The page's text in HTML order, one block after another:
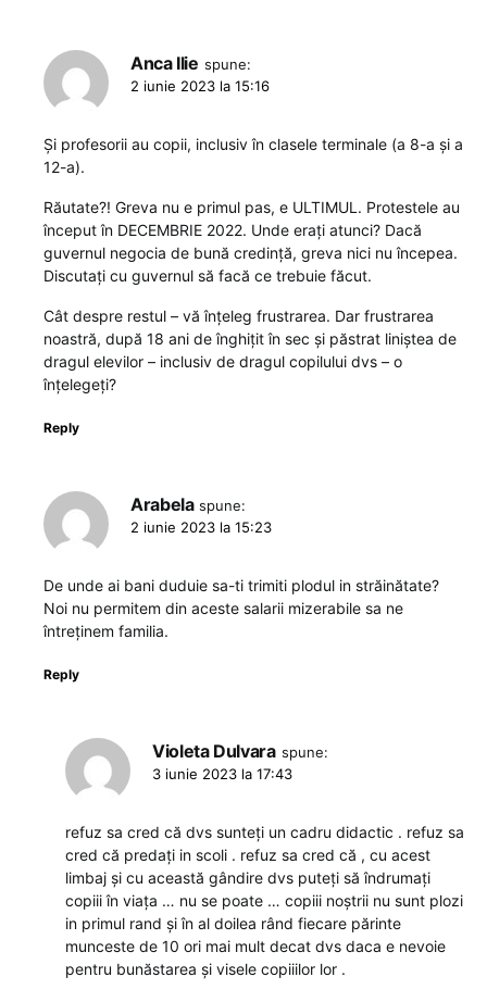
Anca Ilie spune:
2 iunie 2023 la 15:16
Și profesorii au copii, inclusiv în clasele terminale (a 8-a și a
12-a).
Răutate?! Greva nu e primul pas, e ULTIMUL. Protestele au
început în DECEMBRIE 2022. Unde erați atunci? Dacă
guvernul negocia de bună credință, greva nici nu începea.
Discutați cu guvernul să facă ce trebuie făcut.
Cât despre restul – vă înțeleg frustrarea. Dar frustrarea
noastră, după 18 ani de înghițit în sec și păstrat liniștea de
dragul elevilor – inclusiv de dragul copilului dvs – o
înțelegeți?
Reply
Arabela spune:
2 iunie 2023 la 15:23
De unde ai bani duduie sa-ti trimiti plodul in străinătate?
Noi nu permitem din aceste salarii mizerabile sa ne
întreținem familia.
Reply
Violeta Dulvara spune:
3 iunie 2023 la 17:43
refuz sa cred că dvs sunteți un cadru didactic . refuz sa
cred că predați in scoli . refuz sa cred că , cu acest
limbaj și cu această gândire dvs puteți să îndrumați
copiii în viața … nu se poate … copiii noștrii nu sunt plozi
in primul rand și în al doilea rând fiecare părinte
munceste de 10 ori mai mult decat dvs daca e nevoie
pentru bunăstarea și visele copiiilor lor .